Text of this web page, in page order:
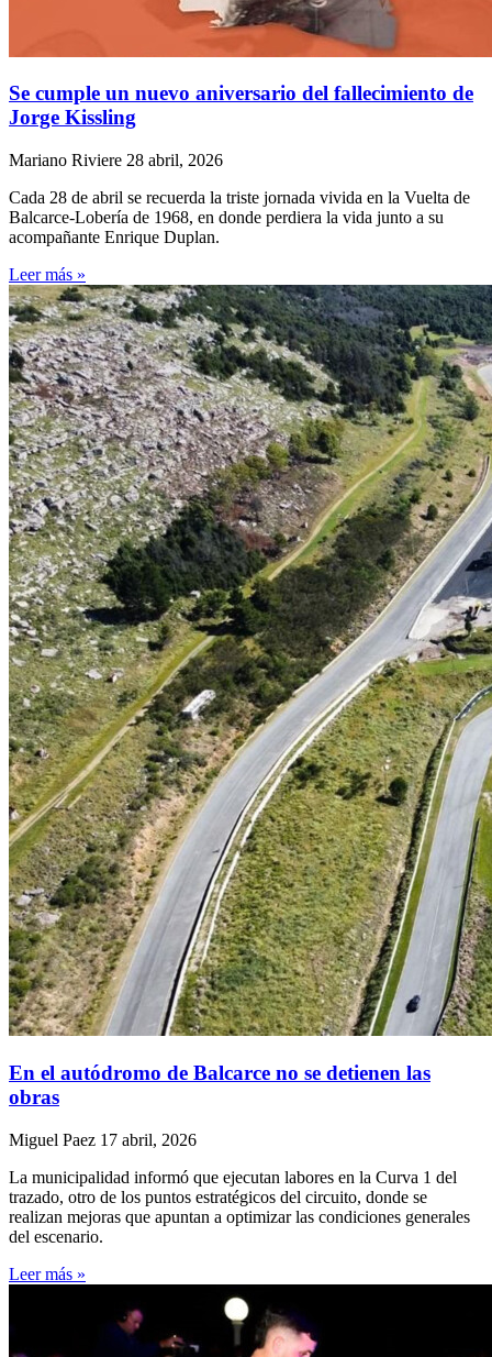
Se cumple un nuevo aniversario del fallecimiento de
Jorge Kissling
Mariano Riviere 28 abril, 2026
Cada 28 de abril se recuerda la triste jornada vivida en la Vuelta de
Balcarce-Lobería de 1968, en donde perdiera la vida junto a su
acompañante Enrique Duplan.
Leer más »
En el autódromo de Balcarce no se detienen las
obras
Miguel Paez 17 abril, 2026
La municipalidad informó que ejecutan labores en la Curva 1 del
trazado, otro de los puntos estratégicos del circuito, donde se
realizan mejoras que apuntan a optimizar las condiciones generales
del escenario.
Leer más »